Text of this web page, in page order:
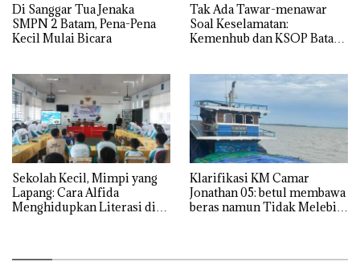
Di Sanggar Tua Jenaka
SMPN 2 Batam, Pena-Pena
Kecil Mulai Bicara
Tak Ada Tawar-menawar
Soal Keselamatan:
Kemenhub dan KSOP Batam
Sekolah Kecil, Mimpi yang
Lapang: Cara Alfida
Menghidupkan Literasi di
Klarifikasi KM Camar
Jonathan 05: betul membawa
beras namun Tidak Melebihi